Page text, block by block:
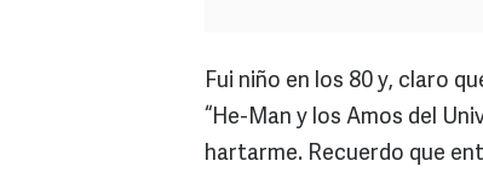
Fui niño en los 80 y, claro
“He-Man y los Amos del
hartarme. Recuerdo que